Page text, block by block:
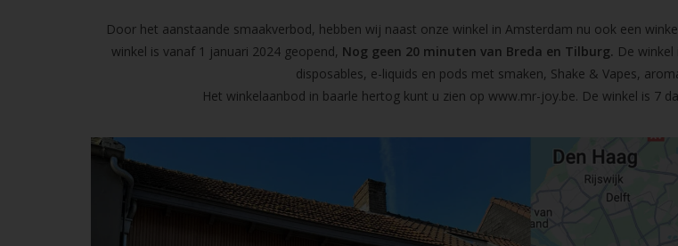
Door het aanstaande smaakverbod, hebben wij naast onze winkel in Amsterdam nu ook een
winkel is vanaf 1 januari 2024 geopend, Nog geen 20 minuten van Breda en Tilburg. De
disposables, e-liquids en pods met smaken, Shake & Vapes,
Het winkelaanbod in baarle hertog kunt u zien op www.mr-joy.be. De winkel is 7